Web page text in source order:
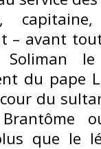
capitaine,
– avant
du pape
du
que le